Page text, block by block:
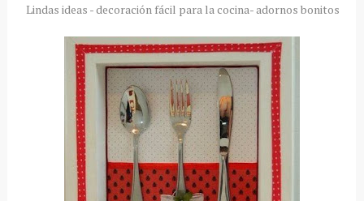
Lindas ideas - decoración fácil para la cocina- adornos bonitos